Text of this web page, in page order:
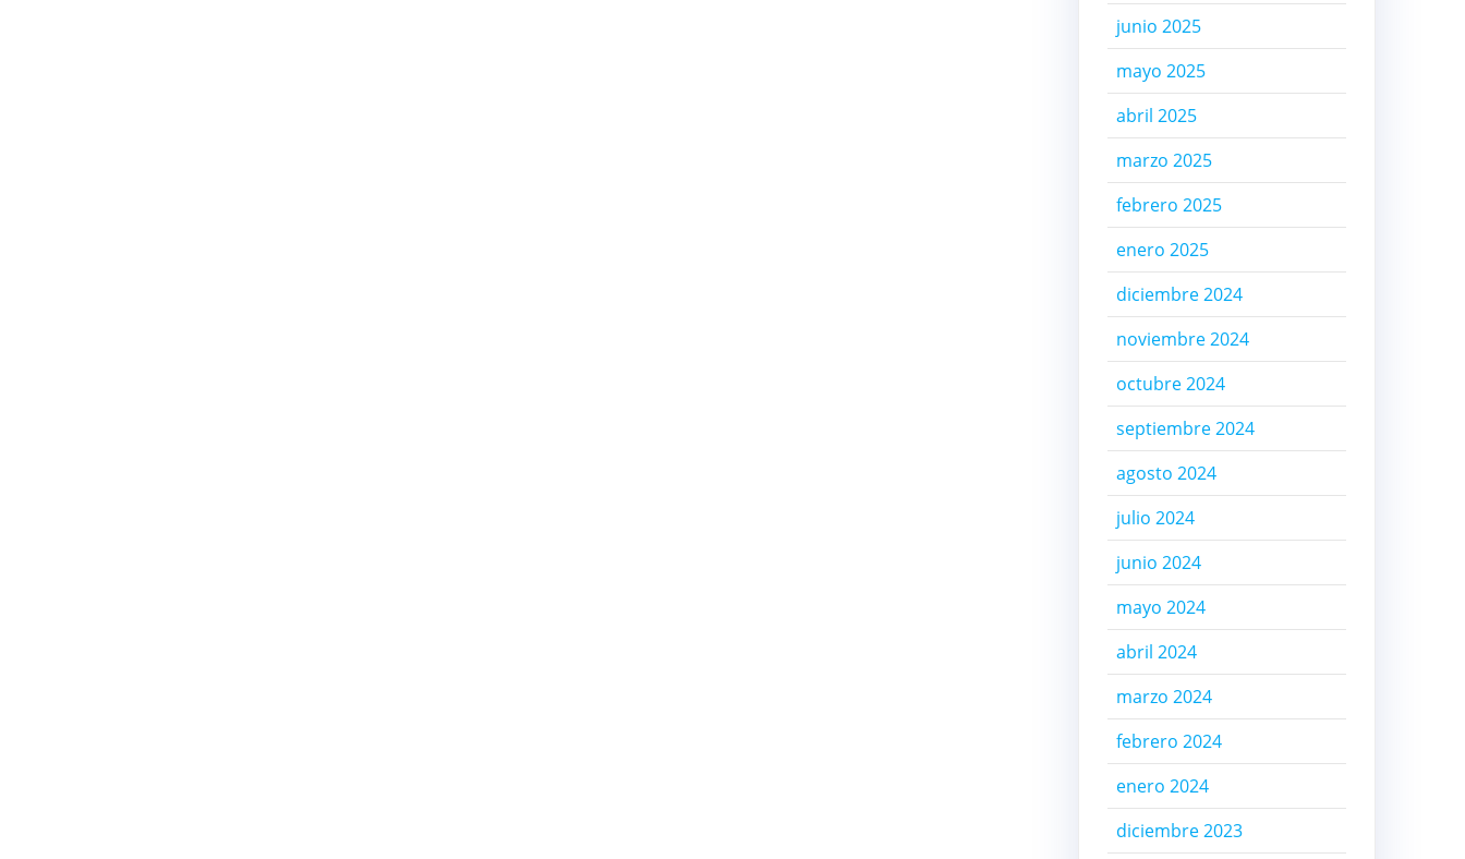
junio 2025
mayo 2025
abril 2025
marzo 2025
febrero 2025
enero 2025
diciembre 2024
noviembre 2024
octubre 2024
septiembre 2024
agosto 2024
julio 2024
junio 2024
mayo 2024
abril 2024
marzo 2024
febrero 2024
enero 2024
diciembre 2023